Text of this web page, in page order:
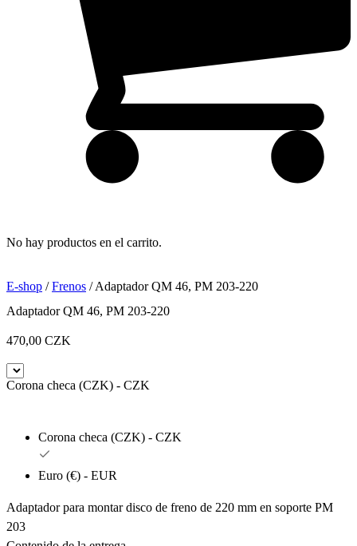
No hay productos en el carrito.
E-shop /Frenos / Adaptador QM 46, PM 203-220
Adaptador QM 46, PM 203-220
470,00 CZK
Corona checa (CZK) - CZK
Corona checa (CZK) - CZK
Euro (€) - EUR
Adaptador para montar disco de freno de 220 mm en soporte PM
203